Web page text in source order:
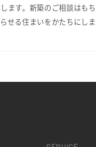
す。新築のご相談はも
る住まいをかたちにしま